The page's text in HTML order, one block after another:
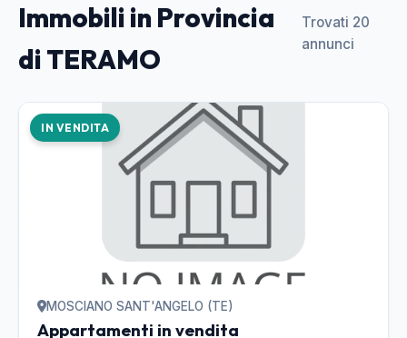
Immobili in Provincia
di TERAMO
Trovati 20
annunci
IN VENDITA
MOSCIANO SANT'ANGELO (TE)
Appartamenti in vendita